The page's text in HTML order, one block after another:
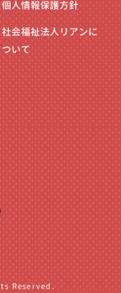
個人情報保護方針
社会福祉法人リアンに
ついて
Reserved.